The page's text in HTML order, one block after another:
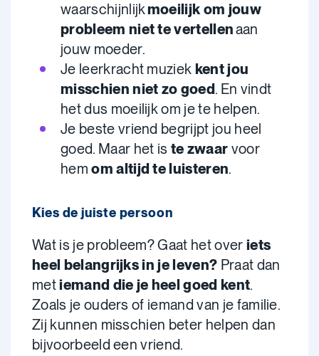
waarschijnlijkmoeilijk om jouw
probleem niet te vertellenaan
jouw moeder.
Je leerkracht muziek kent jou
misschien niet zo goed. En vindt
het dus moeilijk om je te helpen.
Je beste vriend begrijpt jou heel
goed. Maar het is te zwaar voor
hemom altijd te luisteren.
Kies de juiste persoon
Wat is je probleem? Gaat het over iets
heel belangrijks in je leven? Praat dan
metiemand die je heel goed kent.
Zoals je ouders of iemand van je familie.
Zij kunnen misschien beter helpen dan
bijvoorbeeld een vriend.